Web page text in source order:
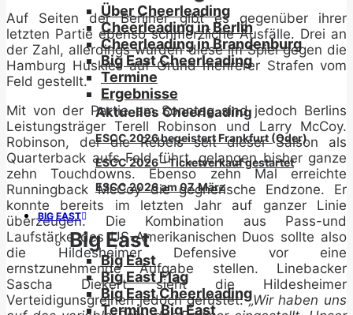
Über Cheerleading
Cheerleading in Berlin
Cheerleading in Brandenburg
Big East Cheerleading
Termine
Ergebnisse
Aktuelles Cheerleading
ESCC 2026 begeistert Frankfurt (Oder)
ESCC 2026 – Ticketverkauf gestartet
ESCC 2026 am 07. März
BIG EAST
Big East
Big East
Big East Flag
Big East Cheerleading
Termine Big East
Auf Seiten der Berliner gibt es gegenüber ihrer
letzten Partie ebenso schmerzliche Ausfälle. Drei an
der Zahl, allerdings wurden diese im Spiel gegen die
Hamburg Huskies auf Grund mehrerer Strafen vom
Feld gestellt.
Mit von der Partie am Sonntag sind jedoch Berlins
Leistungsträger Terell Robinson und Larry McCoy.
Robinson, der die Rebels seit dieser Saison als
Quarterback aufs Feld führt, gelangen bisher ganze
zehn Touchdowns. Ebenso zehn Mal erreichte
Runningback McCoy die gegnerische Endzone. Er
konnte bereits im letzten Jahr auf ganzer Linie
überzeugen. Die Kombination aus Pass-und
Laufstärke des US-Amerikanischen Duos sollte also
die Hildesheimer Defensive vor eine
ernstzunehmende Aufgabe stellen. Linebacker
Sascha Diekert sieht die Hildesheimer
Verteidigunsgreihen jedoch gerüstet:„Wir haben uns